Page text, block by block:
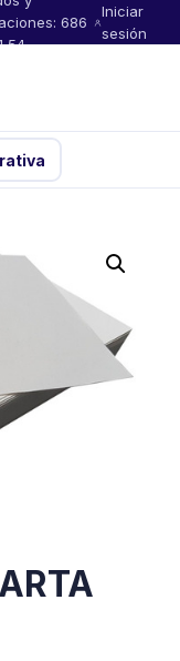
686
54
Iniciar
sesión